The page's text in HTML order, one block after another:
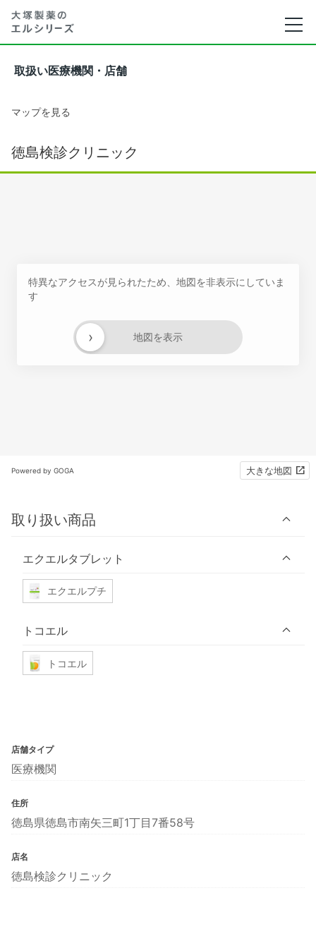
取扱い医療機関・店舗
マップを見る
徳島検診クリニック
特異なアクセスが見られたため、地図を非表示にしていま
す
地図を表示
›
Powered by GOGA 大きな地図
取り扱い商品
エクエルタブレット
エクエルプチ
トコエル
トコエル
店舗タイプ
医療機関
住所
徳島県徳島市南矢三町1丁目7番58号
店名
徳島検診クリニック